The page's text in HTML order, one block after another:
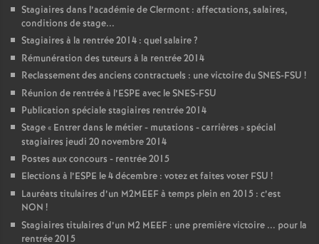
Stagiaires dans l’académie de Clermont : affectations, salaires,
conditions de stage...
Stagiaires à la rentrée 2014 : quel salaire?
Rémunération des tuteurs à la rentrée 2014
Reclassement des anciens contractuels : une victoire du SNES-FSU !
Réunion de rentrée à l’ESPE avec le SNES-FSU
Publication spéciale stagiaires rentrée 2014
Stage « Entrer dans le métier - mutations - carrières » spécial
stagiaires jeudi 20 novembre 2014
Postes aux concours - rentrée 2015
Elections à l’ESPE le 4 décembre : votez et faites voter FSU !
Lauréats titulaires d’un M2MEEF à temps plein en 2015 : c’est
NON !
Stagiaires titulaires d’un M2 MEEF : une première victoire ... pour la
rentrée 2015